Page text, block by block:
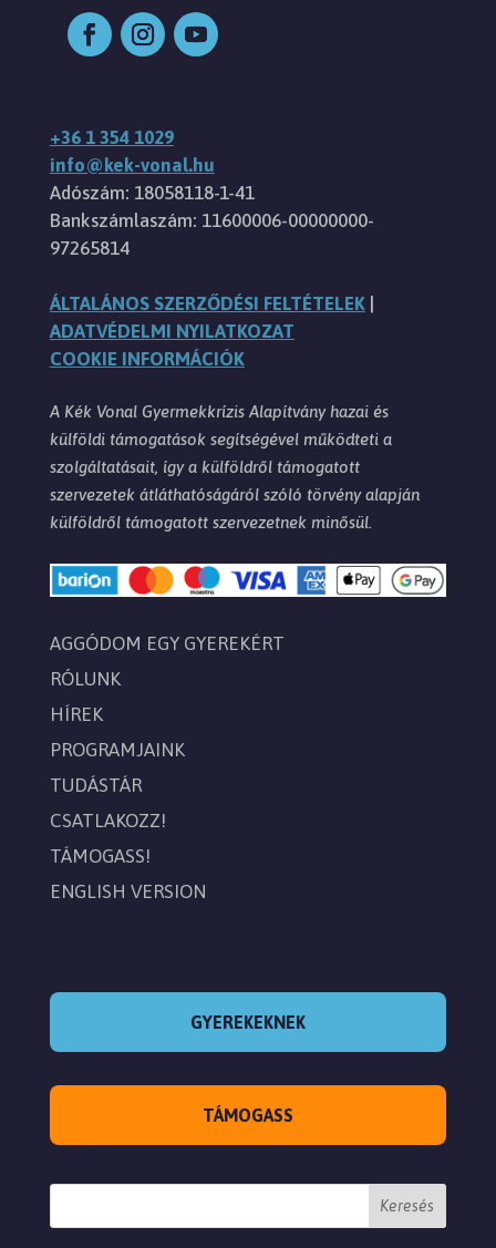
+36 1 354 1029
info@kek-vonal.hu
Adószám: 18058118-1-41
Bankszámlaszám: 11600006-00000000-
97265814
ÁLTALÁNOS SZERZŐDÉSI FELTÉTELEK|
ADATVÉDELMI NYILATKOZAT
COOKIE INFORMÁCIÓK
A Kék Vonal Gyermekkrízis Alapítvány hazai és
külföldi támogatások segítségével működteti a
szolgáltatásait, így a külföldről támogatott
szervezetek átláthatóságáról szóló törvény alapján
külföldről támogatott szervezetnek minősül.
AGGÓDOM EGY GYEREKÉRT
RÓLUNK
HÍREK
PROGRAMJAINK
TUDÁSTÁR
CSATLAKOZZ!
TÁMOGASS!
ENGLISH VERSION
GYEREKEKNEK
TÁMOGASS